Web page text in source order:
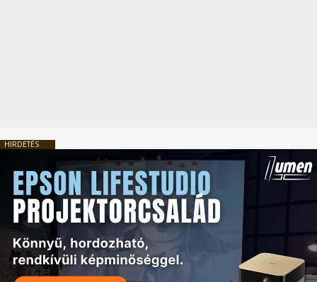
HIRDETÉS